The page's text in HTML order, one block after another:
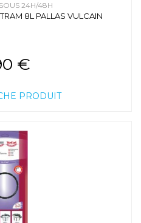
24H/48H
8L PALLAS VULCAIN
€
PRODUIT